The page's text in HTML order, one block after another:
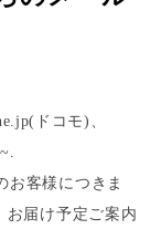
ドコモ)、
お客様につきま
お届け予定ご案内